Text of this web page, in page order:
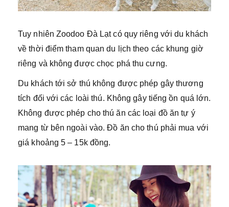
Tuy nhiên Zoodoo Đà Lạt có quy riêng với du khách
về thời điểm tham quan du lịch theo các khung giờ
riêng và không được chọc phá thu cưng.
Du khách tới sở thú không được phép gây thương
tích đối với các loài thú. Không gây tiếng ồn quá lớn.
Không được phép cho thú ăn các loại đồ ăn tự ý
mang từ bên ngoài vào. Đồ ăn cho thú phải mua với
giá khoảng 5 – 15k đồng.